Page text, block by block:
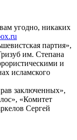
угодно, никаких
партия»,
им. Степана
и
исламского
заключенных»,
«Комитет
Сергей